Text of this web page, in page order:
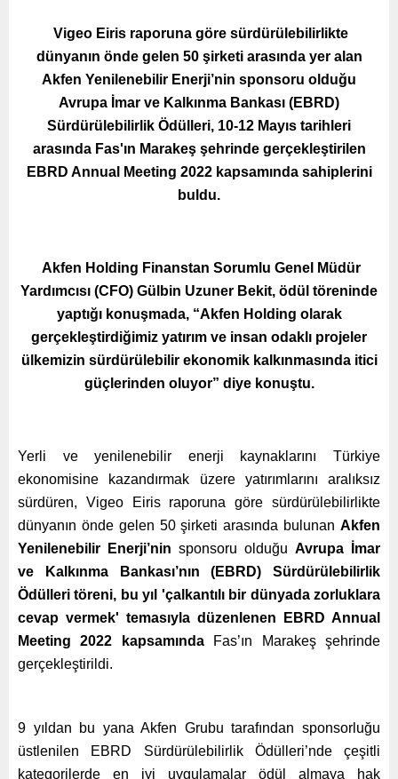
Vigeo Eiris raporuna göre sürdürülebilirlikte
dünyanın önde gelen 50 şirketi arasında yer alan
Akfen Yenilenebilir Enerji’nin sponsoru olduğu
Avrupa İmar ve Kalkınma Bankası (EBRD)
Sürdürülebilirlik Ödülleri, 10-12 Mayıs tarihleri
arasında Fas'ın Marakeş şehrinde gerçekleştirilen
EBRD Annual Meeting 2022 kapsamında sahiplerini
buldu.
Akfen Holding Finanstan Sorumlu Genel Müdür
Yardımcısı (CFO) Gülbin Uzuner Bekit, ödül töreninde
yaptığı konuşmada, “Akfen Holding olarak
gerçekleştirdiğimiz yatırım ve insan odaklı projeler
ülkemizin sürdürülebilir ekonomik kalkınmasında itici
güçlerinden oluyor” diye konuştu.
Yerli ve yenilenebilir enerji kaynaklarını Türkiye
ekonomisine kazandırmak üzere yatırımlarını aralıksız
sürdüren, Vigeo Eiris raporuna göre sürdürülebilirlikte
dünyanın önde gelen 50 şirketi arasında bulunan Akfen
Yenilenebilir Enerji’nin sponsoru olduğu Avrupa İmar
ve Kalkınma Bankası’nın (EBRD) Sürdürülebilirlik
Ödülleri töreni, bu yıl 'çalkantılı bir dünyada zorluklara
cevap vermek' temasıyla düzenlenen EBRD Annual
Meeting 2022 kapsamındaFas’ın Marakeş şehrinde
gerçekleştirildi.
9 yıldan bu yana Akfen Grubu tarafından sponsorluğu
üstlenilen EBRD Sürdürülebilirlik Ödülleri’nde çeşitli
kategorilerde en iyi uygulamalar ödül almaya hak